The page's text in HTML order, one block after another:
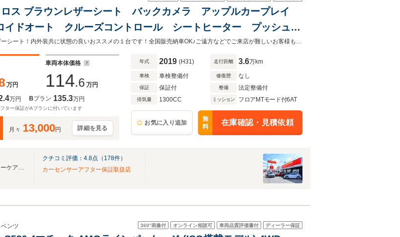
ロス ブラウンレザーシート バックカメラ アップルカープレイ
イドオート クルーズコントロール シートヒーター プッシュス
ブラウンレザーシート！内外装共に状態の良いおススメの１台です！全国販売納車OK♪ご遠方などでご来店が難しいお客様もお気軽にご相談下さい！詳しくは0120-62-1031まで！
万円
車両本体価格
114.6 万円
万円 Bプラン 135.3万円
ター保証がAプランに付いています
月々 13,000円 詳細を見る
年式 2019 (H31) 走行距離 3.6万km
車検 車検整備付 修復歴 なし
保証 保証付 整備 法定整備付
排気量 1300CC ミッション フロアMTモード付6AT
お気に入り追加
無
料
在庫確認・見積依頼
厳選したユーザー買取車両を展示中！！アフターケアもお任せください！
クチコミ評価： 4.8点（ 178件）
カーセンサーアフター保証取扱店
360°画像付 オンライン相談可 車両品質評価書付 ディーラー保証
ンツ